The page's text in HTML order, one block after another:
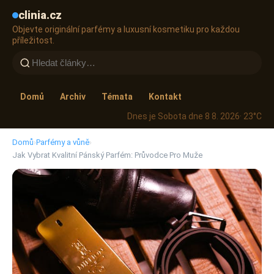
clinia.cz
Objevte originální parfémy a luxusní kosmetiku pro každou
příležitost.
Domů Archiv Témata
Kontakt
Dnes je Sobota dne 8 8. 2026· 23°C
Domů›Parfémy a vůně›
Jak Vybrat Kvalitní Pánský Parfém: Průvodce Pro Muže